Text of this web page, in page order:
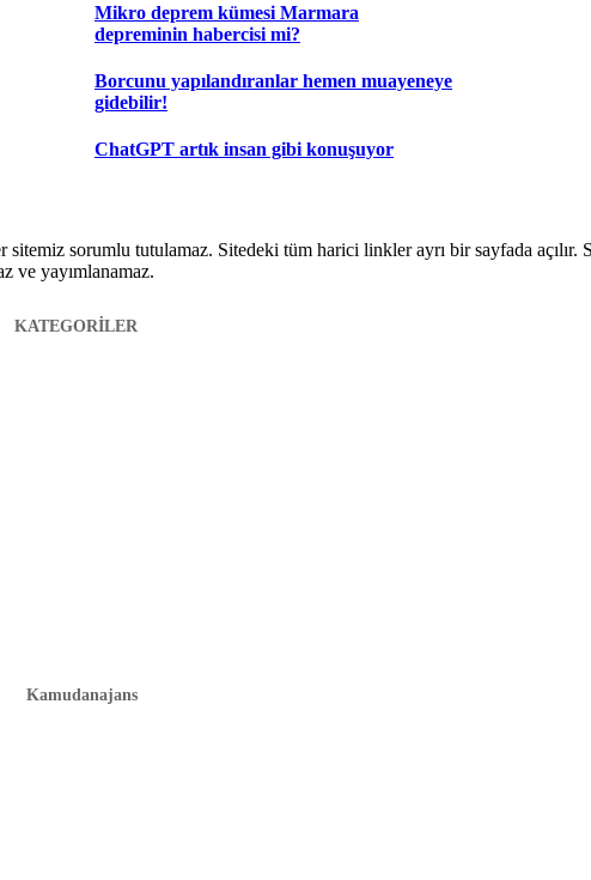
Mikro deprem kümesi Marmara
depreminin habercisi mi?
Borcunu yapılandıranlar hemen muayeneye
gidebilir!
ChatGPT artık insan gibi konuşuyor
sorumlu tutulamaz. Sitedeki tüm harici linkler ayrı bir sayfada açılır.
ve yayımlanamaz.
KATEGORİLER
Kamudanajans